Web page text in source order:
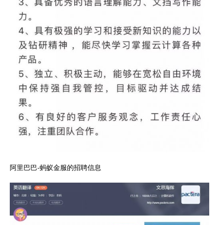
阿里巴巴-蚂蚁金服的招聘信息